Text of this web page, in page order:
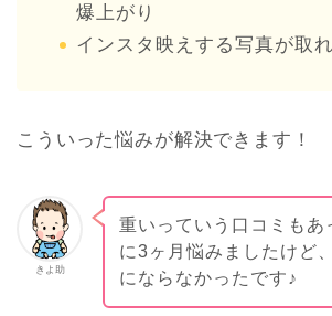
爆上がり
インスタ映えする写真が取れ
こういった悩みが解決できます！
きよ助
重いっていう口コミもあ
に3ヶ月悩みましたけど
にならなかったです♪